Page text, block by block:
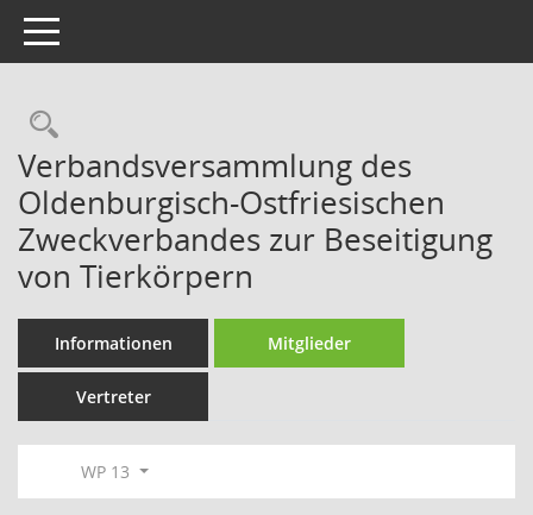
Toggle navigation
Rechercheauswahl
Verbandsversammlung des
Oldenburgisch-Ostfriesischen
Zweckverbandes zur Beseitigung
von Tierkörpern
Informationen Mitglieder
Vertreter
WP 13